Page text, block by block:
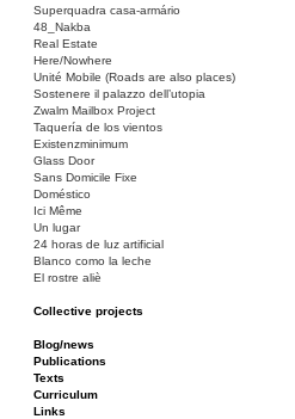
Superquadra casa-armário
48_Nakba
Real Estate
Here/Nowhere
Unité Mobile (Roads are also places)
Sostenere il palazzo dell’utopia
Zwalm Mailbox Project
Taquería de los vientos
Existenzminimum
Glass Door
Sans Domicile Fixe
Doméstico
Ici Même
Un lugar
24 horas de luz artificial
Blanco como la leche
El rostre aliè
Collective projects
Ciza Muzej
Roulotte
Canòdrom/Canòdrom
ON Prat
Rieres/Rambles
Blog/news
Publications
Texts
Curriculum
Links